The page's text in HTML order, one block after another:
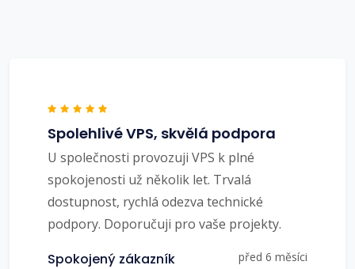
Spolehlivé VPS, skvělá podpora
U společnosti provozuji VPS k plné
spokojenosti už několik let. Trvalá
dostupnost, rychlá odezva technické
podpory. Doporučuji pro vaše projekty.
Spokojený zákazník před 6 měsíci